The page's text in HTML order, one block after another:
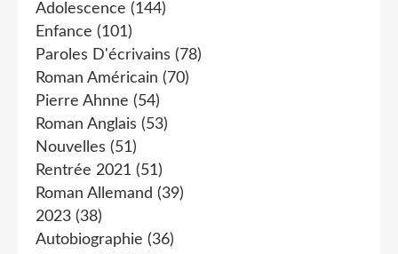
Adolescence (144)
Enfance (101)
Paroles D'écrivains (78)
Roman Américain (70)
Pierre Ahnne (54)
Roman Anglais (53)
Nouvelles (51)
Rentrée 2021 (51)
Roman Allemand (39)
2023 (38)
Autobiographie (36)